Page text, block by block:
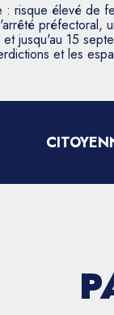
: risque élevé de
préfectoral,
jusqu'au 15
et les